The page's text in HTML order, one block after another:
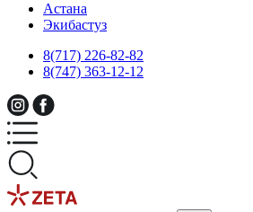
Астана
Экибастуз
8(717) 226-82-82
8(747) 363-12-12